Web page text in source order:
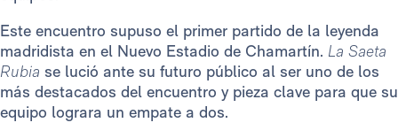
Este encuentro supuso el primer partido de la leyenda
madridista en el Nuevo Estadio de Chamartín. La Saeta
Rubia se lució ante su futuro público al ser uno de los
más destacados del encuentro y pieza clave para que su
equipo lograra un empate a dos.